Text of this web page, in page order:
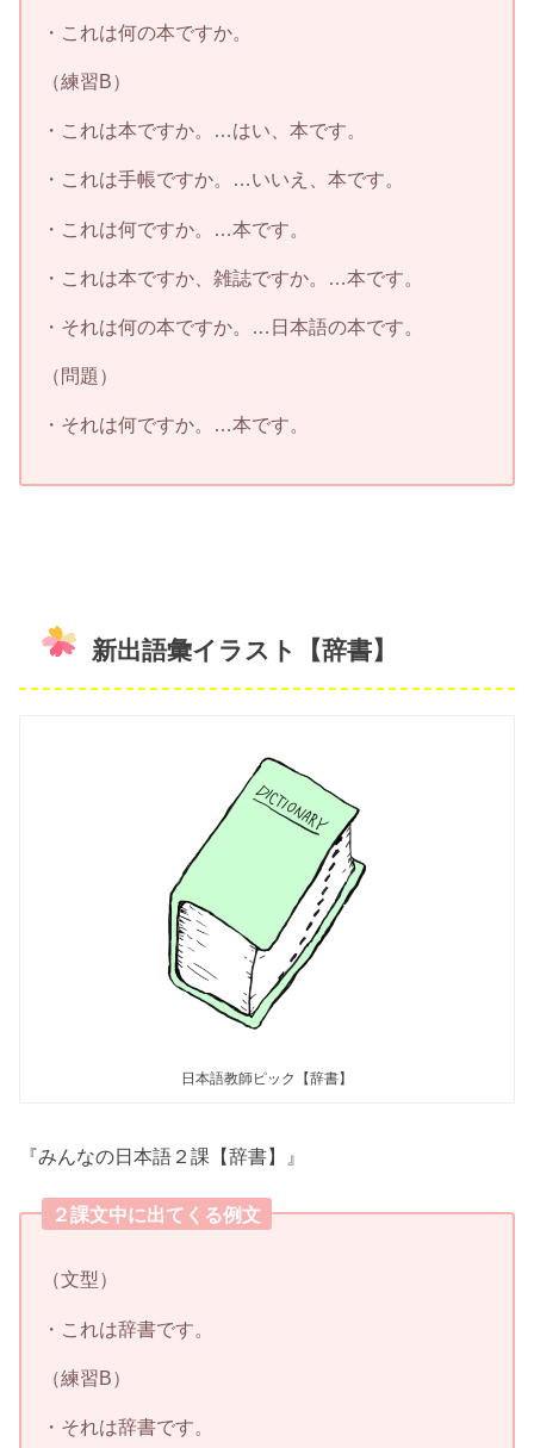
・これは何の本ですか。
（練習B）
・これは本ですか。…はい、本です。
・これは手帳ですか。…いいえ、本です。
・これは何ですか。…本です。
・これは本ですか、雑誌ですか。…本です。
・それは何の本ですか。…日本語の本です。
（問題）
・それは何ですか。…本です。
新出語彙イラスト【辞書】
日本語教師ピック【辞書】
『みんなの日本語２課【辞書】』
２課文中に出てくる例文
（文型）
・これは辞書です。
（練習B）
・それは辞書です。